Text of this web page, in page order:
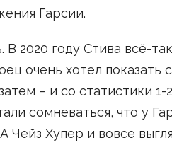
Гарсии.
2020 году Стива всё-
очень хотел показать
– и со статистики 1-
сомневаться, что у
Чейз Хупер и вовсе